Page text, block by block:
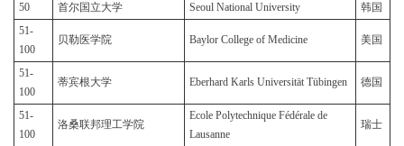
50
首尔国立大学 Seoul National University
韩国
51-
100
贝勒医学院 Baylor College of Medicine 美国
51-
100
蒂宾根大学 Eberhard Karls Universität Tübingen 德国
51-
100
洛桑联邦理工学院
Ecole Polytechnique Fédérale de
Lausanne
瑞士